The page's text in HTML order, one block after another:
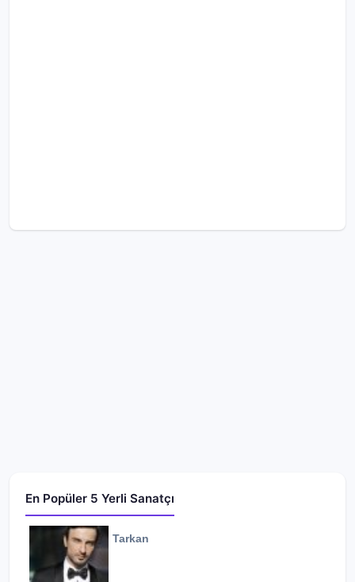
En Popüler 5 Yerli Sanatçı
Tarkan